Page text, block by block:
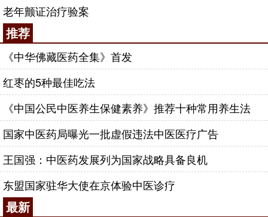
老年颤证治疗验案
推荐
《中华佛藏医药全集》首发
红枣的5种最佳吃法
《中国公民中医养生保健素养》推荐十种常用养生法
国家中医药局曝光一批虚假违法中医医疗广告
王国强：中医药发展列为国家战略具备良机
东盟国家驻华大使在京体验中医诊疗
最新